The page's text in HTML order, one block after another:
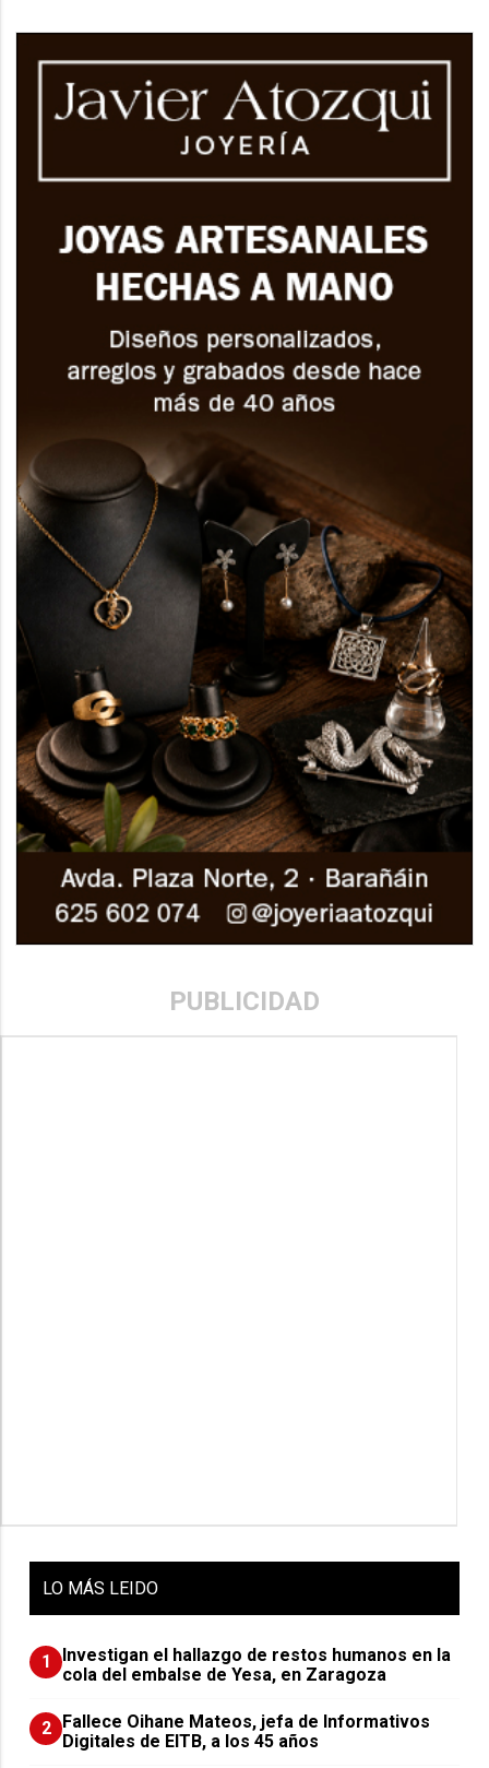
PUBLICIDAD
LO MÁS LEIDO
1
Investigan el hallazgo de restos humanos en la
cola del embalse de Yesa, en Zaragoza
2 Fallece Oihane Mateos, jefa de Informativos
Digitales de EITB, a los 45 años